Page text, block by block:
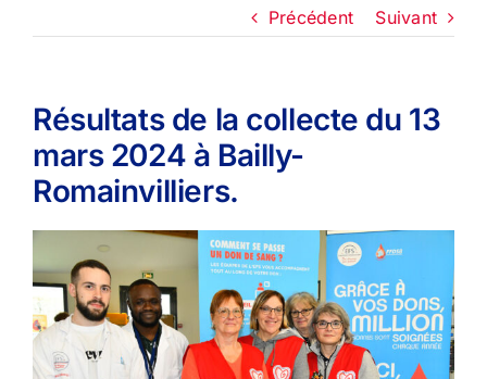
Précédent Suivant
Résultats de la collecte du 13
mars 2024 à Bailly-
Romainvilliers.